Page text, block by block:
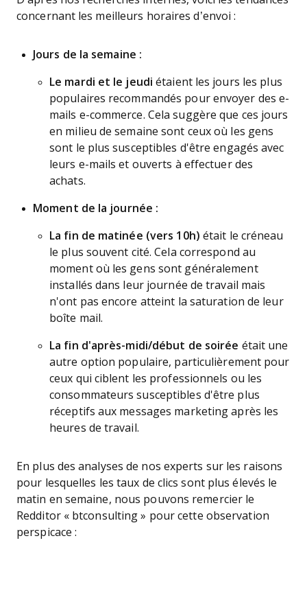
concernant les meilleurs horaires d’envoi :
Jours de la semaine :
Le mardi et le jeudi étaient les jours les plus
populaires recommandés pour envoyer des e-
mails e-commerce. Cela suggère que ces jours
en milieu de semaine sont ceux où les gens
sont le plus susceptibles d'être engagés avec
leurs e-mails et ouverts à effectuer des
achats.
Moment de la journée :
La fin de matinée (vers 10h) était le créneau
le plus souvent cité. Cela correspond au
moment où les gens sont généralement
installés dans leur journée de travail mais
n'ont pas encore atteint la saturation de leur
boîte mail.
La fin d'après-midi/début de soirée était une
autre option populaire, particulièrement pour
ceux qui ciblent les professionnels ou les
consommateurs susceptibles d'être plus
réceptifs aux messages marketing après les
heures de travail.
En plus des analyses de nos experts sur les raisons
pour lesquelles les taux de clics sont plus élevés le
matin en semaine, nous pouvons remercier le
Redditor « btconsulting » pour cette observation
perspicace :